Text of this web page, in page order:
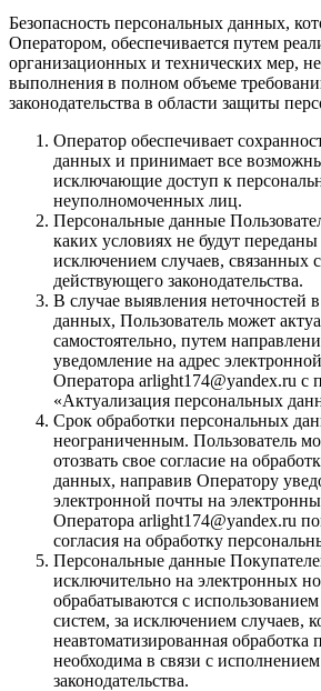
Безопасность персональных данных,
Оператором, обеспечивается путем
организационных и технических мер,
выполнения в полном объеме
законодательства в области защиты
Оператор обеспечивает
данных и принимает все
исключающие доступ к
неуполномоченных лиц.
Персональные данные
каких условиях не будут
исключением случаев, связанных
действующего законодательства.
В случае выявления неточностей
данных, Пользователь может
самостоятельно, путем
уведомление на адрес
Оператора arlight174@yandex.ru с
«Актуализация персональных
Срок обработки персональных
неограниченным. Пользователь
отозвать свое согласие на
данных, направив Оператору
электронной почты на
Оператора arlight174@yandex.ru
согласия на обработку
Персональные данные
исключительно на электронных
обрабатываются с
сис­тем, за исключением случаев,
неавтоматизированная
необходима в связи с
законодательства.